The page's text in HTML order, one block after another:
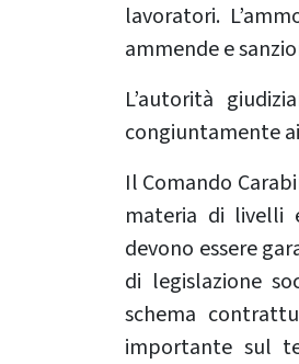
lavoratori.
ammende e
L’autorità
congiuntamente
Il Comando
materia di livelli
devono essere
di legislazione
schema
importante sul